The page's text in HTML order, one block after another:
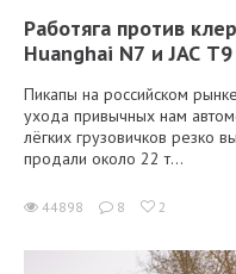
Работяга против
Huanghai N7 и JAC T9
Пикапы на российском
ухода привычных нам
лёгких грузовичков резко
продали около 22 т...
44898 8 2